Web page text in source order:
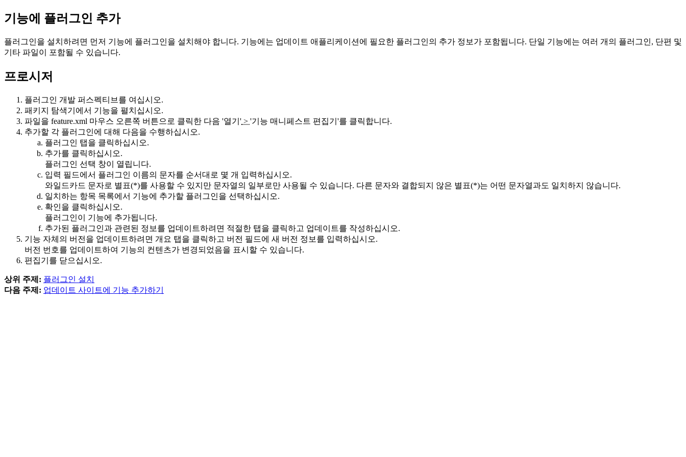
기능에 플러그인 추가
플러그인을 설치하려면 먼저 기능에 플러그인을 설치해야 합니다. 기능에는 업데이트 애플리케이션에 필요한 플러그인의 추가 정보가 포함됩니다. 단일 기능에는 여러 개의 플러그인, 단편 및
기타 파일이 포함될 수 있습니다.
프로시저
플러그인 개발 퍼스펙티브를 여십시오.
패키지 탐색기 에서 기능을 펼치십시오.
파일을 feature.xml 마우스 오른쪽 버튼으로 클릭한 다음 '열기' > '기능 매니페스트 편집기'를 클릭합니다.
추가할 각 플러그인에 대해 다음을 수행하십시오.
플러그인 탭을 클릭하십시오.
추가를 클릭하십시오.
플러그인 선택 창이 열립니다.
입력 필드에서 플러그인 이름의 문자를 순서대로 몇 개 입력하십시오.
와일드카드 문자로 별표(*)를 사용할 수 있지만 문자열의 일부로만 사용될 수 있습니다. 다른 문자와 결합되지 않은 별표(*)는 어떤 문자열과도 일치하지 않습니다.
일치하는 항목 목록에서 기능에 추가할 플러그인을 선택하십시오.
확인을 클릭하십시오.
플러그인이 기능에 추가됩니다.
추가된 플러그인과 관련된 정보를 업데이트하려면 적절한 탭을 클릭하고 업데이트를 작성하십시오.
기능 자체의 버전을 업데이트하려면 개요 탭을 클릭하고 버전 필드에 새 버전 정보를 입력하십시오.
버전 번호를 업데이트하여 기능의 컨텐츠가 변경되었음을 표시할 수 있습니다.
편집기를 닫으십시오.
상위 주제: 플러그인 설치
다음 주제: 업데이트 사이트에 기능 추가하기